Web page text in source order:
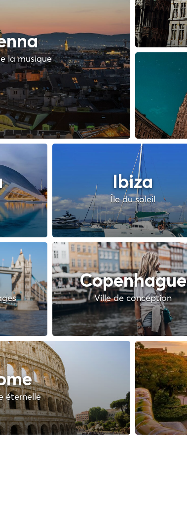
la musique
Ibiza
Île du soleil
Copenhague
Ville de conception
éternelle